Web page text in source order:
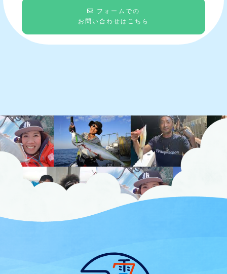
フォームでの
お問い合わせはこちら